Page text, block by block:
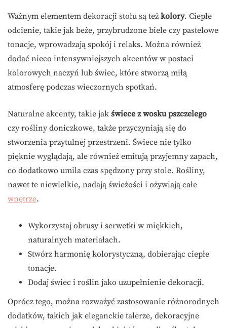
Ważnym elementem dekoracji stołu są też kolory. Ciepłe
odcienie, takie jak beże, przybrudzone biele czy pastelowe
tonacje, wprowadzają spokój i relaks. Można również
dodać nieco intensywniejszych akcentów w postaci
kolorowych naczyń lub świec, które stworzą miłą
atmosferę podczas wieczornych spotkań.
Naturalne akcenty, takie jak świece z wosku pszczelego
czy rośliny doniczkowe, także przyczyniają się do
stworzenia przytulnej przestrzeni. Świece nie tylko
pięknie wyglądają, ale również emitują przyjemny zapach,
co dodatkowo umila czas spędzony przy stole. Rośliny,
nawet te niewielkie, nadają świeżości i ożywiają całe
wnętrze.
Wykorzystaj obrusy i serwetki w miękkich,
naturalnych materiałach.
Stwórz harmonię kolorystyczną, dobierając ciepłe
tonacje.
Dodaj świec i roślin jako uzupełnienie dekoracji.
Oprócz tego, można rozważyć zastosowanie różnorodnych
dodatków, takich jak eleganckie talerze, dekoracyjne